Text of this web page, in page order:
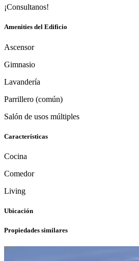
¡Consultanos!
Amenities del Edificio
Ascensor
Gimnasio
Lavandería
Parrillero (común)
Salón de usos múltiples
Características
Cocina
Comedor
Living
Ubicación
Propiedades similares